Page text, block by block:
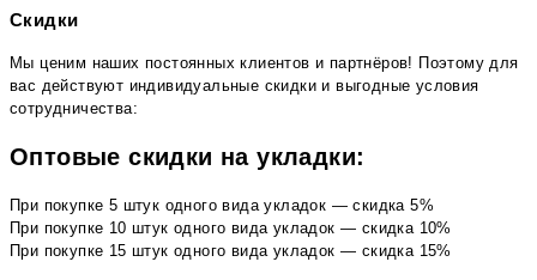
Скидки
Мы ценим наших постоянных клиентов и партнёров! Поэтому для
вас действуют индивидуальные скидки и выгодные условия
сотрудничества:
Оптовые скидки на укладки:
При покупке 5 штук одного вида укладок — скидка 5%
При покупке 10 штук одного вида укладок — скидка 10%
При покупке 15 штук одного вида укладок — скидка 15%